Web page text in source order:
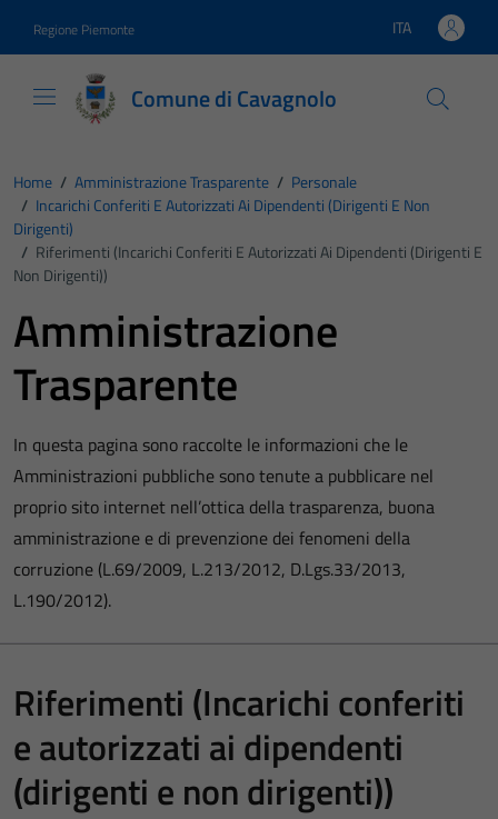
Regione Piemonte Lingua attiva:
ITA
Comune di Cavagnolo
Home / Amministrazione Trasparente / Personale
/ Incarichi Conferiti E Autorizzati Ai Dipendenti (dirigenti E Non
Dirigenti)
/ Riferimenti (Incarichi Conferiti E Autorizzati Ai Dipendenti (dirigenti E
Non Dirigenti))
Amministrazione
Trasparente
In questa pagina sono raccolte le informazioni che le
Amministrazioni pubbliche sono tenute a pubblicare nel
proprio sito internet nell’ottica della trasparenza, buona
amministrazione e di prevenzione dei fenomeni della
corruzione (L.69/2009, L.213/2012, D.Lgs.33/2013,
L.190/2012).
Riferimenti (Incarichi conferiti
e autorizzati ai dipendenti
(dirigenti e non dirigenti))